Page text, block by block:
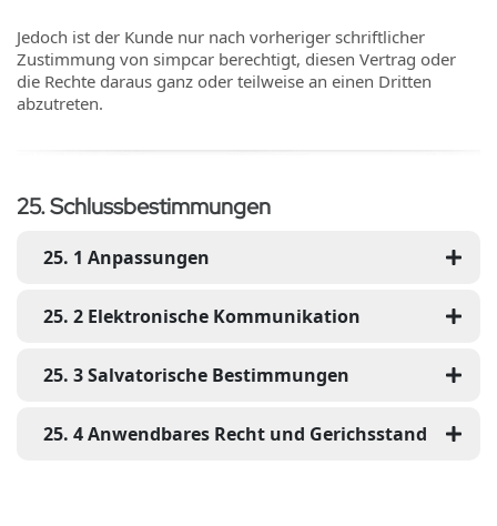
Jedoch ist der Kunde nur nach vorheriger schriftlicher
Zustimmung von simpcar berechtigt, diesen Vertrag oder
die Rechte daraus ganz oder teilweise an einen Dritten
abzutreten.
25.Schlussbestimmungen
25. 1 Anpassungen
25. 2 Elektronische Kommunikation
25. 3Salvatorische Bestimmungen
25. 4Anwendbares Recht und Gerichsstand